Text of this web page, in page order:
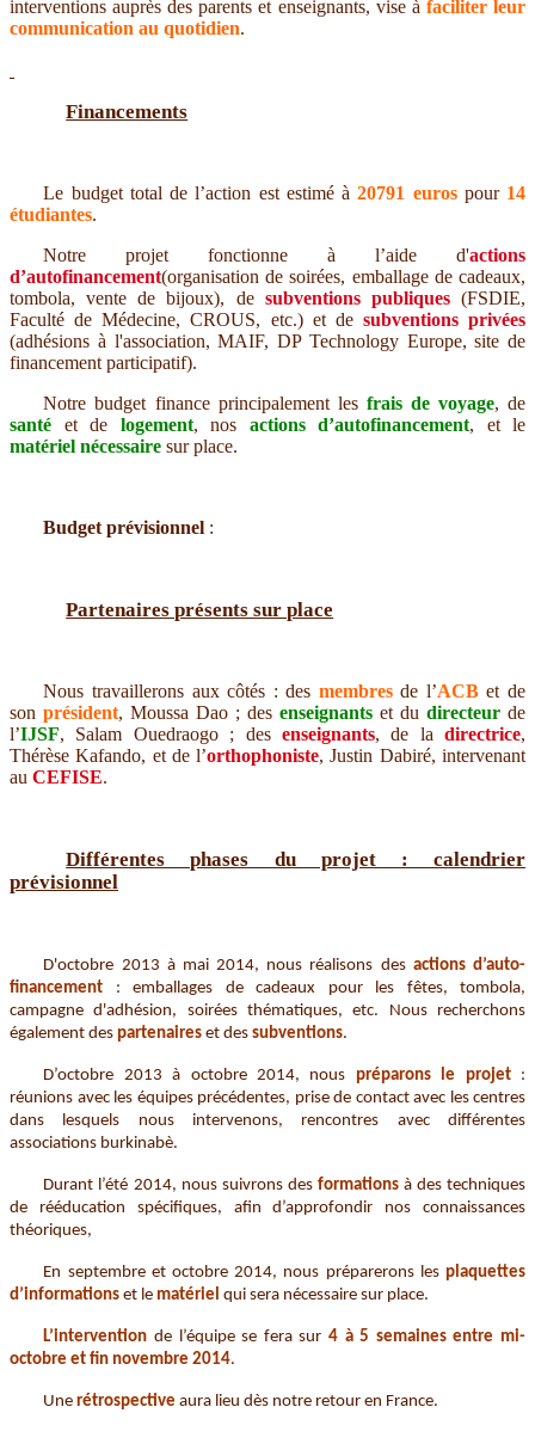
interventions auprès des parents et enseignants, vise à faciliter leur
communication au quotidien.
Financements
Le budget total de l’action est estimé à20791 euros pour 14
étudiantes.
Notre projet fonctionne à l’aide d'actions
d’autofinancement(organisation de soirées, emballage de cadeaux,
tombola, vente de bijoux), de subventions publiques(FSDIE,
Faculté de Médecine, CROUS, etc.) et de subventions privées
(adhésions à l'association, MAIF, DP Technology Europe, site de
financement participatif).
Notre budget finance principalement les frais de voyage, de
santé
et de logement, nos actions d’autofinancement, et le
matériel nécessaire sur place.
Budget prévisionnel :
Partenaires présents sur place
Nous travaillerons aux côtés : des membres de l’ACB et de
son président, Moussa Dao ; des enseignants et du directeur de
l’IJSF, Salam Ouedraogo ; des enseignants, de la directrice,
Thérèse Kafando, et de l’orthophoniste, Justin Dabiré, intervenant
au CEFISE.
Différentes phases du projet : calendrier
prévisionnel
D'octobre 2013 à mai 2014, nous réalisons des actions d’auto-
financement : emballages de cadeaux pour les fêtes, tombola,
campagne d'adhésion, soirées thématiques, etc. Nous recherchons
également des partenaires et des subventions.
D’octobre 2013 à octobre 2014, nous préparons le projet:
réunions avec les équipes précédentes, prise de contact avec les centres
dans lesquels nous intervenons, rencontres avec différentes
associations burkinabè.
Durant l’été 2014, nous suivrons des formations à des techniques
de rééducation spécifiques, afin d’approfondir nos connaissances
théoriques,
En septembre et octobre 2014, nous préparerons les plaquettes
d’informations et le matériel qui sera nécessaire sur place.
L’intervention de l’équipe se fera sur 4 à 5 semaines entre mi-
octobre et fin novembre 2014.
Unerétrospective aura lieu dès notre retour en France.